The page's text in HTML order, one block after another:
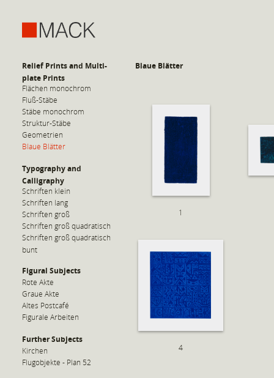
Relief Prints and Multi-
plate Prints
Flächen monochrom
Fluß-Stäbe
Stäbe monochrom
Struktur-Stäbe
Geometrien
Blaue Blätter
Typography and
Calligraphy
Schriften klein
Schriften lang
Schriften groß
Schriften groß quadratisch
Schriften groß quadratisch
bunt
Figural Subjects
Rote Akte
Graue Akte
Altes Postcafé
Figurale Arbeiten
Further Subjects
Kirchen
Flugobjekte - Plan 52
Blaue Blätter
1
4